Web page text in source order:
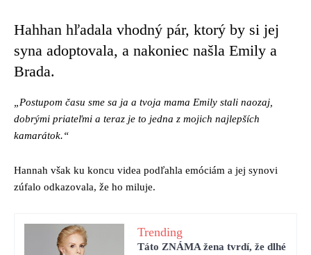
Hahhan hľadala vhodný pár, ktorý by si jej
syna adoptovala, a nakoniec našla Emily a
Brada.
„Postupom času sme sa ja a tvoja mama Emily stali naozaj,
dobrými priateľmi a teraz je to jedna z mojich najlepších
kamarátok.“
Hannah však ku koncu videa podľahla emóciám a jej synovi
zúfalo odkazovala, že ho miluje.
Trending
Táto ZNÁMA žena tvrdí, že dlhé